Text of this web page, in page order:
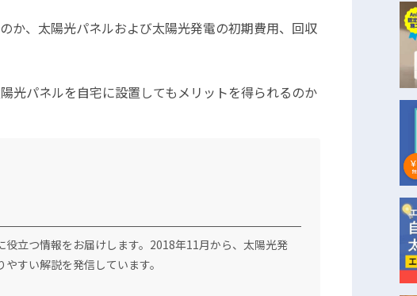
か、太陽光パネルおよび太陽光発電の初期費用、回収
光パネルを自宅に設置してもメリットを得られるのか
立つ情報をお届けします。2018年11月から、太陽光発
すい解説を発信しています。